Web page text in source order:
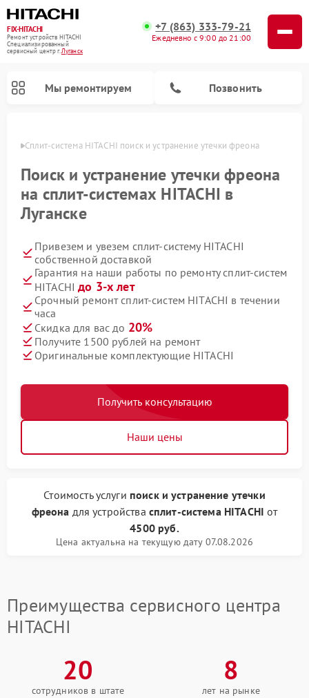
FIX-HITACHI
Ремонт устройств HITACHI
Специализированный
cервисный центр г.Луганск
+7 (863) 333-79-21
Ежедневно с 9:00 до 21:00
Мы ремонтируем Позвонить
Сплит-система HITACHI поиск и устранение утечки фреона
Поиск и устранение утечки фреона
на сплит-системах HITACHI в
Луганске
Привезем и увезем сплит-систему HITACHI
собственной доставкой
Гарантия на наши работы по ремонту сплит-систем
HITACHIдо 3-х лет
Срочный ремонт сплит-систем HITACHI в течении
часа
Скидка для вас до 20%
Получите 1500 рублей на ремонт
Оригинальные комплектующие HITACHI
Получить консультацию
Наши цены
Стоимость услуги поиск и устранение утечки
фреона для устройства сплит-система HITACHI от
4500 руб.
Цена актуальна на текущую дату 07.08.2026
Преимущества сервисного центра
HITACHI
20
сотрудников в штате
8
лет на рынке